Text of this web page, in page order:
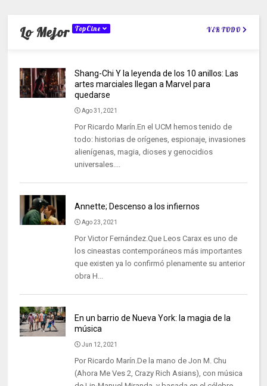
Lo Mejor TopCine VER TODO
Shang-Chi Y la leyenda de los 10 anillos: Las
artes marciales llegan a Marvel para
quedarse
Ago 31, 2021
Por Ricardo Marín.En el UCM hemos tenido de
todo: historias de orígenes, espionaje, invasiones
alienígenas, magia, dioses y genocidios
universales....
Annette; Descenso a los infiernos
Ago 23, 2021
Por Victor Fernández.Que Leos Carax es uno de
los cineastas contemporáneos más importantes
que existen ya lo confirmó plenamente su anterior
obra H...
En un barrio de Nueva York: la magia de la
música
Jun 12, 2021
Por Ricardo Marín.De la mano de Jon M. Chu
(Ahora Me Ves 2, Crazy Rich Asians), con música